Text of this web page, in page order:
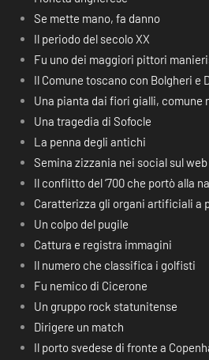
Se mette mano, fa danno
Il periodo del secolo XX
Fu uno dei maggiori pittori
Il Comune toscano con Bolgheri e
Una pianta dai fiori gialli, comune
Una tragedia di Sofocle
La penna degli antichi
Semina zizzania nei social sul web
Il conflitto del ‘700 che portò alla
Caratterizza gli organi artificiali a
Un colpo del pugile
Cattura e registra immagini
Il numero che classifica i golfisti
Fu nemico di Cicerone
Un gruppo rock statunitense
Dirigere un match
Il porto svedese di fronte a